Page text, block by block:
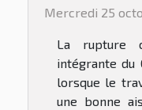
Mercredi 25
La rupture
intégrante du
lorsque le
une bonne